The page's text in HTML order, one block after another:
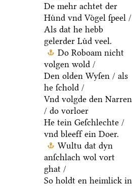
De mehr achtet der
Huͤnd vnd Voͤgel ſpeel /
Als dat he hebb
gelerder Luͤd veel.
Do Roboam nicht
volgen wold /
Den olden Wyſen / als
he ſchold /
Vnd volgde den Narren
/ do vorloer
He tein Geſchlechte /
vnd bleeff ein Doer.
Wultu dat dyn
anſchlach wol vort
ghat /
So holdt en heimlick in